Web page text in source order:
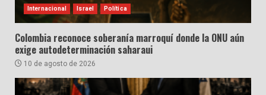
Internacional Israel Política
Colombia reconoce soberanía marroquí donde la ONU aún
exige autodeterminación saharaui
10 de agosto de 2026